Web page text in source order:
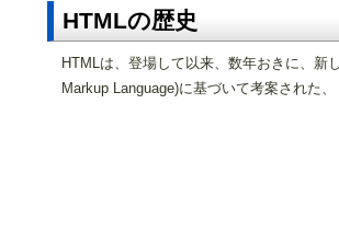
HTMLの歴史
HTMLは、登場して以来、数年おきに、新
Markup Language)に基づいて考案された